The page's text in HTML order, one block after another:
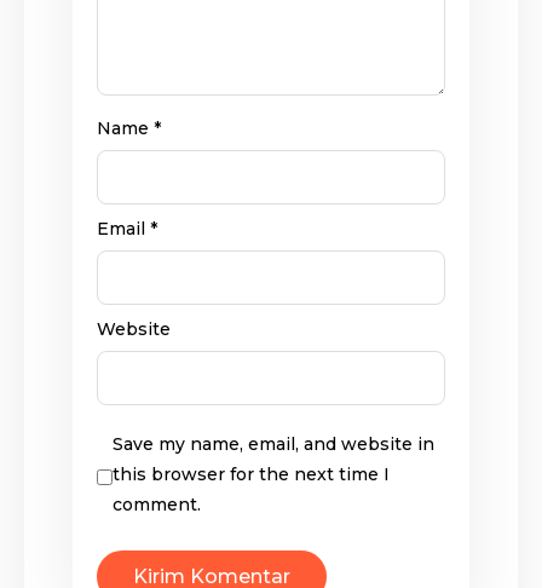
Name *
Email *
Website
Save my name, email, and website in
this browser for the next time I
comment.